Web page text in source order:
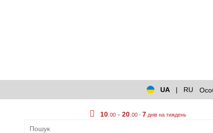
UA
| RU
10 .00 -20 .00 -7 днів на тиждень